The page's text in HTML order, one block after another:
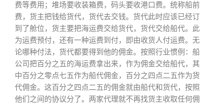
费等费用；堆场要收装箱费，码头要收港口费。统称船前
费，货主把钱给货代，货代去交钱。货代此时应该已经订
到了舱位，货主要把海运费交给货代，货代交给船代。此
为运费预付，还有一种运费到付，即由收货人付运费。无
论哪种付法，货代都要得到他的佣金。按照行业惯例：船
公司把百分之五的海运费拿出来，作为佣金交给船代，其
中百分之零点七五作为船代佣金，百分之四点二五作为货
代佣金。这百分之四点二五的佣金就由船代和货代，按照
他们之间的协议分了。两家代理就不再找货主收取任何佣